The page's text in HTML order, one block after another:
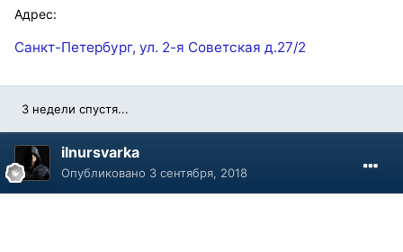
Адрес:
Санкт-Петербург, ул. 2-я Советская д.27/2
3 недели спустя...
ilnursvarka
Опубликовано 3 сентября, 2018